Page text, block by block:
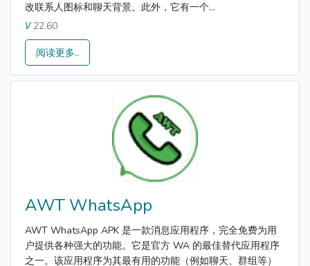
改联系人图标和聊天背景。此外，它有一个...
V22.60
阅读更多..
AWT WhatsApp
AWT WhatsApp APK 是一款消息应用程序，完全免费为用
户提供各种强大的功能。它是官方 WA 的最佳替代应用程序
之一。该应用程序为其最有用的功能（例如聊天、群组等）